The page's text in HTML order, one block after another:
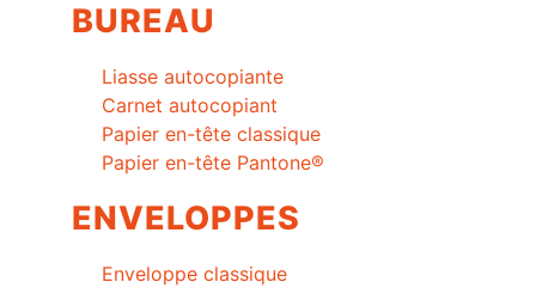
BUREAU
Liasse autocopiante
Carnet autocopiant
Papier en-tête classique
Papier en-tête Pantone®
ENVELOPPES
Enveloppe classique